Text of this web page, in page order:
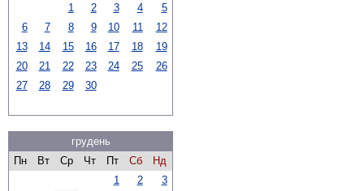
1
2 3 4
5
6
7 8 9 10 11
12
13
14 15 16 17 18
19
20
21 22 23 24 25
26
27
28 29 30
грудень
Пн
Вт Ср Чт Пт Сб
Нд
1
2
3